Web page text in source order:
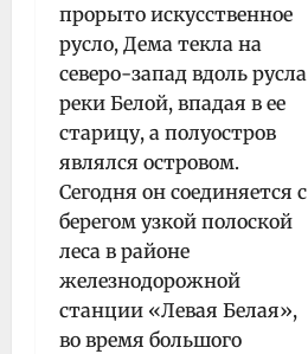
прорыто искусственное
русло, Дема текла на
северо-запад вдоль русла
реки Белой, впадая в ее
старицу, а полуостров
являлся островом.
Сегодня он соединяется с
берегом узкой полоской
леса в районе
железнодорожной
станции «Левая Белая»,
во время большого